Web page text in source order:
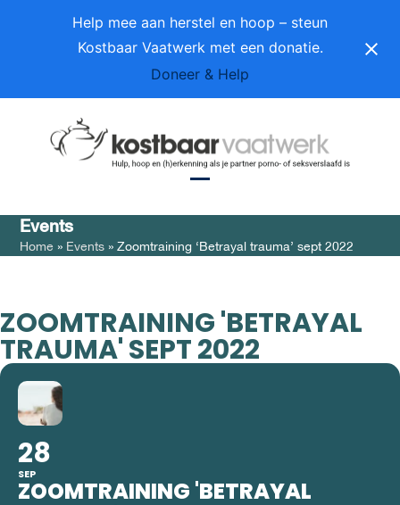
Help mee aan herstel en hoop – steun
Kostbaar Vaatwerk met een donatie.
Doneer & Help
menu
menu
Events
Home » Events »Zoomtraining ‘Betrayal trauma’ sept 2022
ZOOMTRAINING 'BETRAYAL
TRAUMA' SEPT 2022
28
SEP
ZOOMTRAINING 'BETRAYAL